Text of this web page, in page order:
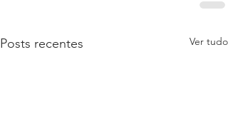
Posts recentes Ver tudo